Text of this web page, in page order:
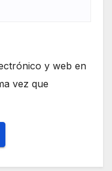
y web en
vez que